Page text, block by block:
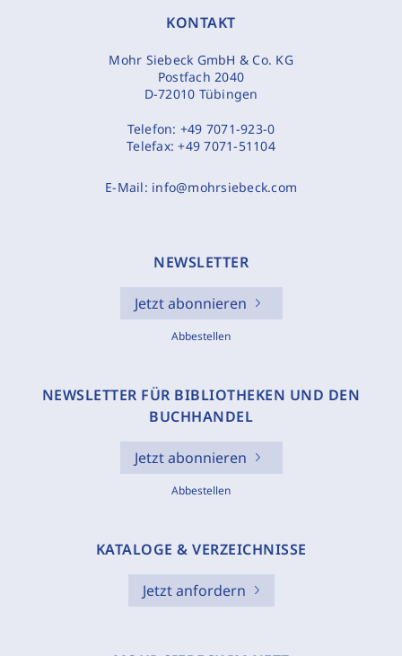
KONTAKT
Mohr Siebeck GmbH & Co. KG
Postfach 2040
D-72010 Tübingen
Telefon: +49 7071-923-0
Telefax:+49 7071-51104
E-Mail: info@mohrsiebeck.com
NEWSLETTER
Jetzt abonnieren
Abbestellen
NEWSLETTER FÜR BIBLIOTHEKEN UND DEN
BUCHHANDEL
Jetzt abonnieren
Abbestellen
KATALOGE & VERZEICHNISSE
Jetzt anfordern